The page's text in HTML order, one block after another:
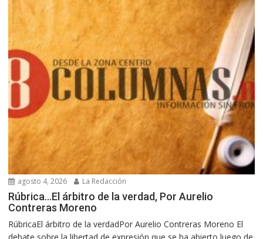
agosto 4, 2026 La Redacción
Rúbrica…El árbitro de la verdad, Por Aurelio
Contreras Moreno
RúbricaEl árbitro de la verdadPor Aurelio Contreras Moreno El
debate sobre la libertad de expresión que se ha abierto luego de